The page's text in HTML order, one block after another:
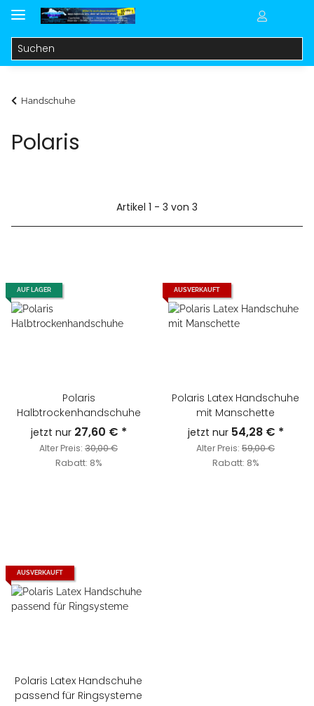
Handschuhe
Polaris
Artikel 1 - 3 von 3
AUF LAGER
Polaris
Halbtrockenhandschuhe
jetzt nur 27,60 € *
Alter Preis: 30,00 €
Rabatt: 8%
AUSVERKAUFT
Polaris Latex Handschuhe
mit Manschette
jetzt nur 54,28 € *
Alter Preis: 59,00 €
Rabatt: 8%
AUSVERKAUFT
Polaris Latex Handschuhe
passend für Ringsysteme